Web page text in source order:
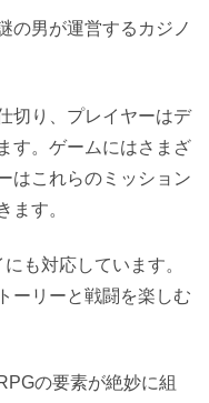
の男が運営するカジノ
切り、プレイヤーはデ
す。ゲームにはさまざ
はこれらのミッション
ます。
も対応しています。
ーリーと戦闘を楽しむ
の要素が絶妙に組